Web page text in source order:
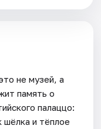
не музей, а
память о
палаццо:
шёлка и тёплое